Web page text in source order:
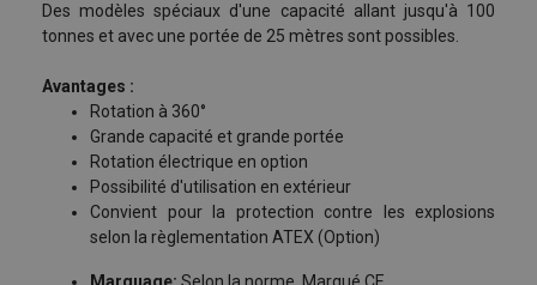
Des modèles spéciaux d'une capacité allant jusqu'à 100
tonnes et avec une portée de 25 mètres sont possibles.
Avantages :
Rotation à 360°
Grande capacité et grande portée
Rotation électrique en option
Possibilité d'utilisation en extérieur
Convient pour la protection contre les explosions
selon la règlementation ATEX (Option)
Remplissez les champs suivants pour que nous
Indiquez précisément dans le champ "Message" le
les éléments susceptibles de nous aider à trouver la
solution la plus adaptée à votre besoin.
Nom
Manuels utilisateur
catalogue_potences_a_rotation_2024.pdf